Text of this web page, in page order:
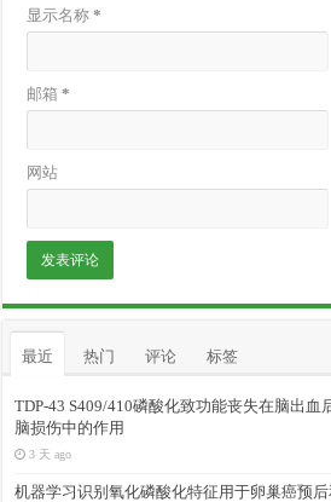
显示名称*
邮箱*
网站
最近 热门 评论 标签
TDP-43 S409/410磷酸化致功能丧失在脑出血
脑损伤中的作用
3 天 ago
机器学习识别氧化磷酸化特征用于卵巢癌预